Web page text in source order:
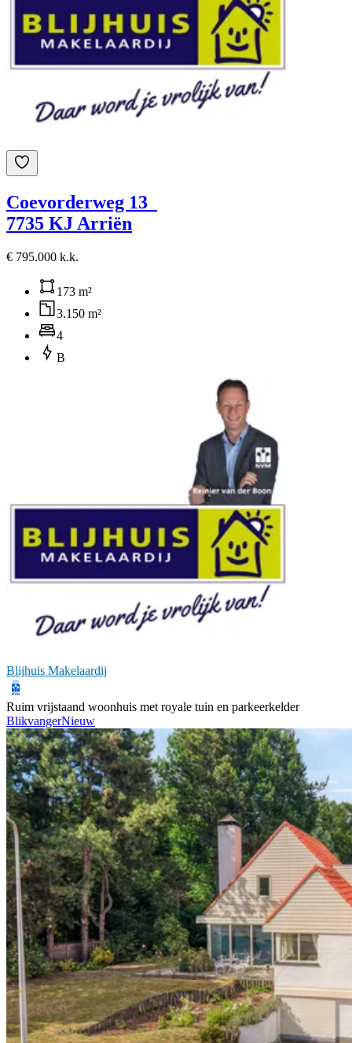
Coevorderweg 13
7735 KJ Arriën
€ 795.000 k.k.
173 m²
3.150 m²
4
B
Blijhuis Makelaardij
Ruim vrijstaand woonhuis met royale tuin en parkeerkelder
BlikvangerNieuw